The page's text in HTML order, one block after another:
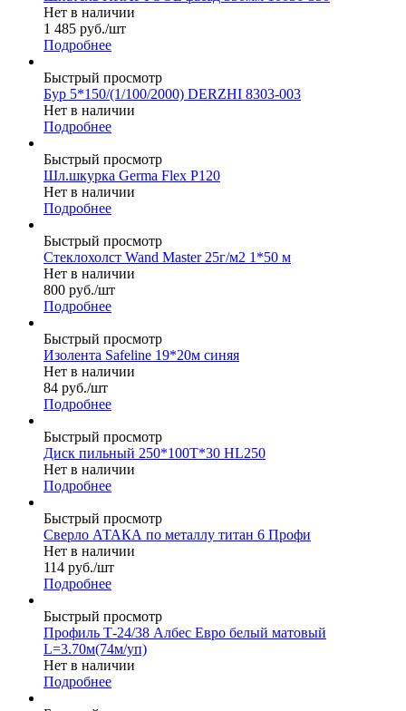
Нет в наличии
1 485 руб./шт
Подробнее
Быстрый просмотр
Бур 5*150/(1/100/2000) DERZHI 8303-003
Нет в наличии
Подробнее
Быстрый просмотр
Шл.шкурка Germa Flex P120
Нет в наличии
Подробнее
Быстрый просмотр
Стеклохолст Wand Master 25г/м2 1*50 м
Нет в наличии
800 руб./шт
Подробнее
Быстрый просмотр
Изолента Safeline 19*20м синяя
Нет в наличии
84 руб./шт
Подробнее
Быстрый просмотр
Диск пильный 250*100Т*30 HL250
Нет в наличии
Подробнее
Быстрый просмотр
Сверло АТАКА по металлу титан 6 Профи
Нет в наличии
114 руб./шт
Подробнее
Быстрый просмотр
Профиль Т-24/38 Албес Евро белый матовый
L=3.70м(74м/уп)
Нет в наличии
Подробнее